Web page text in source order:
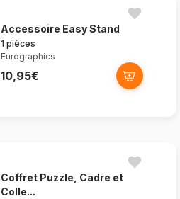
Accessoire Easy Stand
1 pièces
Eurographics
10,95€
Coffret Puzzle, Cadre et
Colle...